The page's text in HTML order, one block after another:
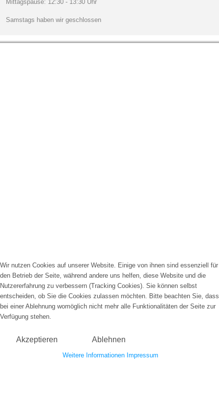
Mittagspause: 12:30 - 13:30 Uhr
Samstags haben wir geschlossen
Wir nutzen Cookies auf unserer Website. Einige von ihnen sind essenziell für
den Betrieb der Seite, während andere uns helfen, diese Website und die
Nutzererfahrung zu verbessern (Tracking Cookies). Sie können selbst
entscheiden, ob Sie die Cookies zulassen möchten. Bitte beachten Sie, dass
bei einer Ablehnung womöglich nicht mehr alle Funktionalitäten der Seite zur
Verfügung stehen.
Akzeptieren Ablehnen
Weitere Informationen Impressum